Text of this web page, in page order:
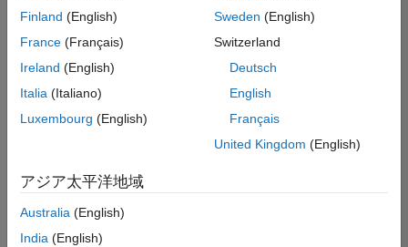
人
情
は
翻
れ
い
ま
Finland (English)
France (Français)
Ireland (English)
Italia (Italiano)
Luxembourg (English)
Sweden (English)
Switzerland
Deutsch
English
Français
United Kingdom (English)
アジア太平洋地域
Australia (English)
India (English)